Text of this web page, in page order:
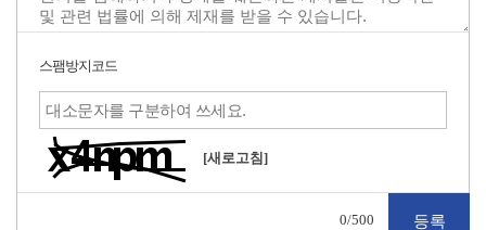
스팸방지코드
[새로고침]
0/500